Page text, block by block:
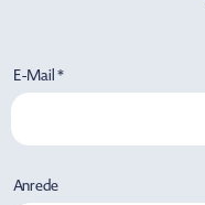
E-Mail *
Anrede